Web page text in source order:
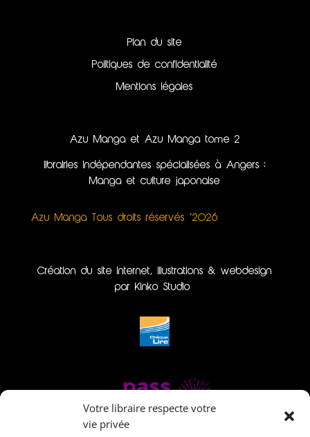
Votre libraire respecte votre
vie privée
Plan du site
Politiques de confidentialité
Mentions légales
Azu Manga et Azu Manga tome 2
librairies indépendantes spécialisées à Angers :
Manga et culture japonaise
Azu Manga Tous droits réservés ©2026
Création du site internet, illustrations & webdesign
par Kinko Studio